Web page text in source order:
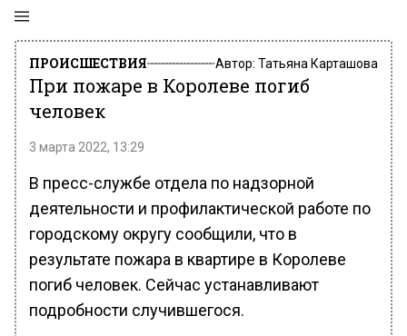
ПРОИСШЕСТВИЯ Автор: Татьяна Карташова
При пожаре в Королеве погиб
человек
3 марта 2022, 13:29
В пресс-службе отдела по надзорной
деятельности и профилактической работе по
городскому округу сообщили, что в
результате пожара в квартире в Королеве
погиб человек. Сейчас устанавливают
подробности случившегося.